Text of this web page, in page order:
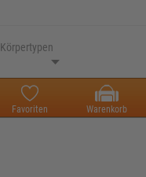
Körpertypen
Favoriten Warenkorb